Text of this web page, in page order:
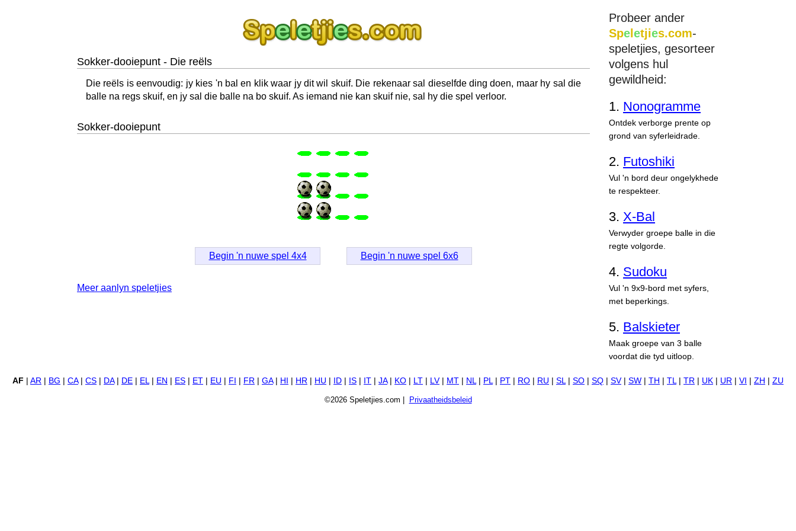
Sokker-dooiepunt - Die reëls
Die reëls is eenvoudig: jy kies 'n bal en klik waar jy dit wil skuif. Die rekenaar sal dieselfde ding doen, maar hy sal die
balle na regs skuif, en jy sal die balle na bo skuif. As iemand nie kan skuif nie, sal hy die spel verloor.
Sokker-dooiepunt
Begin 'n nuwe spel 4x4 Begin 'n nuwe spel 6x6
Meer aanlyn speletjies
Probeer ander
Spe etjies.com-
speletjies, gesorteer
volgens hul
gewildheid:
1. Nonogramme
Ontdek verborge prente op
grond van syferleidrade.
2. Futoshiki
Vul 'n bord deur ongelykhede
te respekteer.
3. X-Bal
Verwyder groepe balle in die
regte volgorde.
4. Sudoku
Vul 'n 9x9-bord met syfers,
met beperkings.
5. Balskieter
Maak groepe van 3 balle
voordat die tyd uitloop.
AF AR BG CA| CS DA| DE EL| EN ES ET EU FI FR GA| HI HR HU ID IS IT JA| KO LT LV| MT NL| PL| PT RO RU SL| SO SQ SV| SW TH TL| TR UK UR VI ZH ZU
©2026 Speletjies.com | Privaatheidsbeleid